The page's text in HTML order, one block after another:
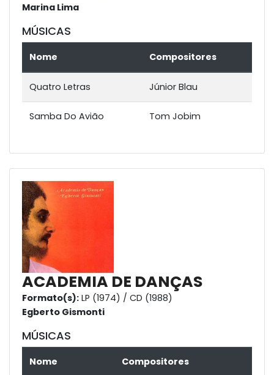
Marina Lima
MÚSICAS
Nome Compositores
Quatro Letras Júnior Blau
Samba Do Avião Tom Jobim
ACADEMIA DE DANÇAS
Formato(s): LP (1974) / CD (1988)
Egberto Gismonti
MÚSICAS
Nome Compositores